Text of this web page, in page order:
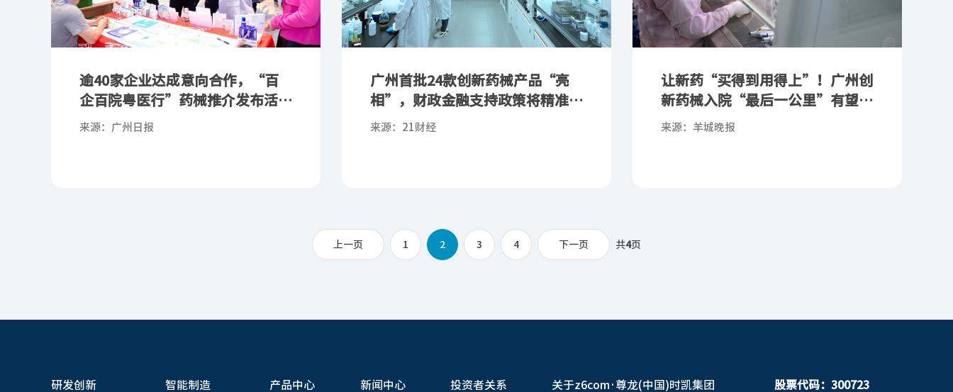
逾40家企业达成意向合作，“百
企百院粤医行”药械推介发布活动
走进广州
来源：广州日报
广州首批24款创新药械产品“亮
相”，财政金融支持政策将精准赋
能
来源：21财经
让新药“买得到用得上”！广州创
新药械入院“最后一公里”有望再
提速
来源：羊城晚报
上一页 1 2 3 4 下一页 共4页
研发创新 智能制造 产品中心 新闻中心 投资者关系 关于z6com·尊龙(中国)时凯集团 股票代码：300723